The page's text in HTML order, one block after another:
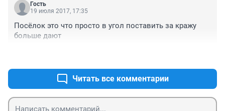
Гость
19 июля 2017, 17:35
Посёлок это что просто в угол поставить за кражу
больше дают
Читать все комментарии